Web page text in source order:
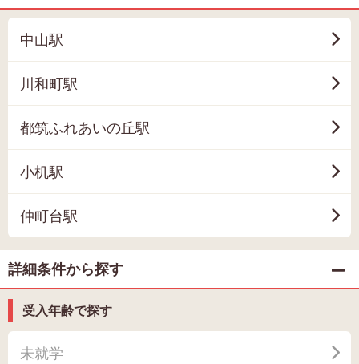
中山駅
川和町駅
都筑ふれあいの丘駅
小机駅
仲町台駅
詳細条件から探す
受入年齢で探す
未就学